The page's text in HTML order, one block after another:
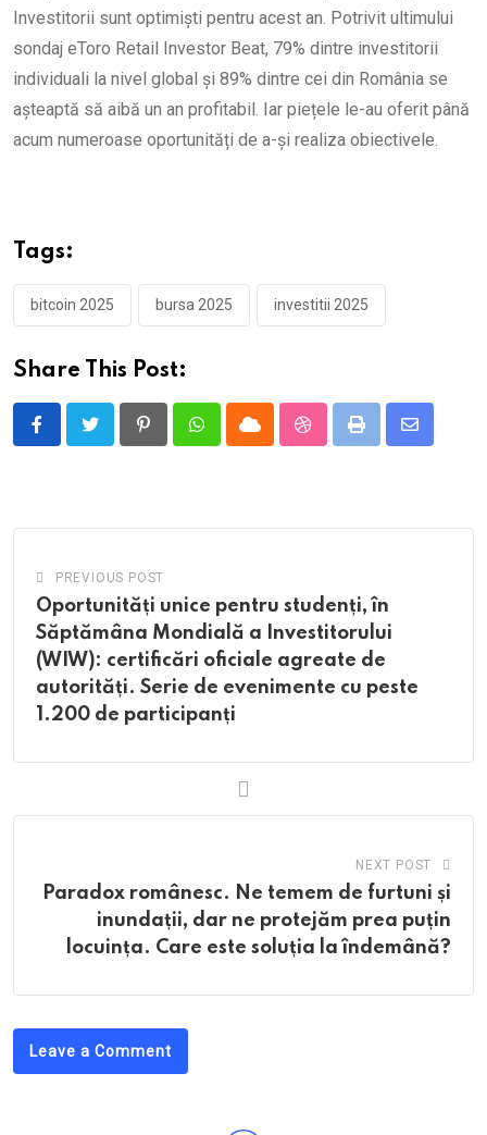
Investitorii sunt optimiști pentru acest an. Potrivit ultimului
sondaj eToro Retail Investor Beat, 79% dintre investitorii
individuali la nivel global și 89% dintre cei din România se
așteaptă să aibă un an profitabil. Iar piețele le-au oferit până
acum numeroase oportunități de a-și realiza obiectivele.
Tags:
bitcoin 2025 bursa 2025 investitii 2025
Share This Post:
PinterestWhatsappCloud StumbleUpon
Print
Share
PREVIOUS POST
Oportunități unice pentru studenți, în
Săptămâna Mondială a Investitorului
(WIW): certificări oficiale agreate de
autorități. Serie de evenimente cu peste
1.200 de participanți
NEXT POST
Paradox românesc. Ne temem de furtuni și
inundații, dar ne protejăm prea puțin
locuința. Care este soluția la îndemână?
Leave a Comment